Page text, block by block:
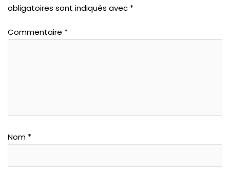
obligatoires sont indiqués avec *
Commentaire *
Nom *